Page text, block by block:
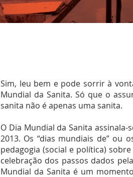
Sim, leu bem e pode sorrir à
Mundial da Sanita. Só que o
sanita não é apenas uma sanita.
O Dia Mundial da Sanita
2013. Os “dias mundiais de” ou
pedagogia (social e política)
celebração dos passos dados
Mundial da Sanita é um